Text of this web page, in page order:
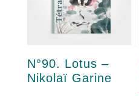
N°90. Lotus –
Nikolaï Garine